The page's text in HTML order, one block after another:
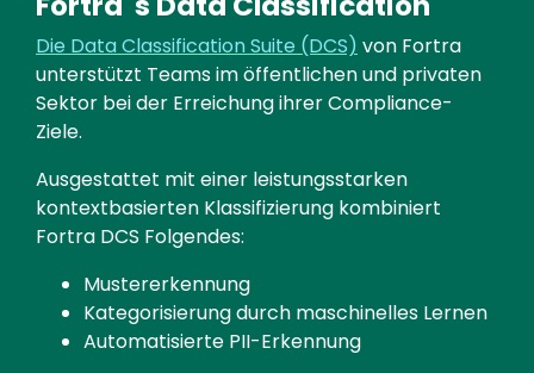
Text
Die Data Classification Suite (DCS) von Fortra
unterstützt Teams im öffentlichen und privaten
Sektor bei der Erreichung ihrer Compliance-
Ziele.
Ausgestattet mit einer leistungsstarken
kontextbasierten Klassifizierung kombiniert
Fortra DCS Folgendes:
Mustererkennung
Kategorisierung durch maschinelles Lernen
Automatisierte PII-Erkennung